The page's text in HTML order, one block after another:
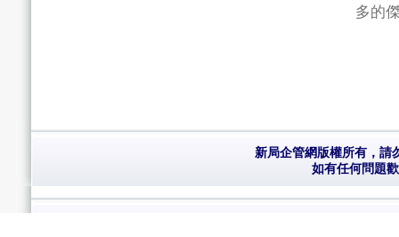
多的
新局企管網版權所有，請
如有任何問題